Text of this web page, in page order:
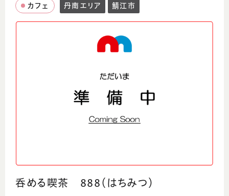
カフェ 丹南エリア 鯖江市
呑める喫茶 888（はちみつ）